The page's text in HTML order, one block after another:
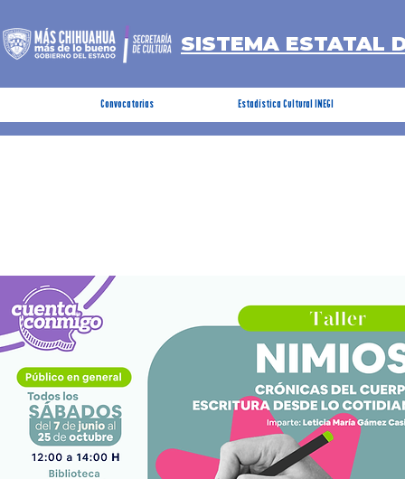
SISTEMA ESTATAL
Convocatorias Estadística Cultural INEGI